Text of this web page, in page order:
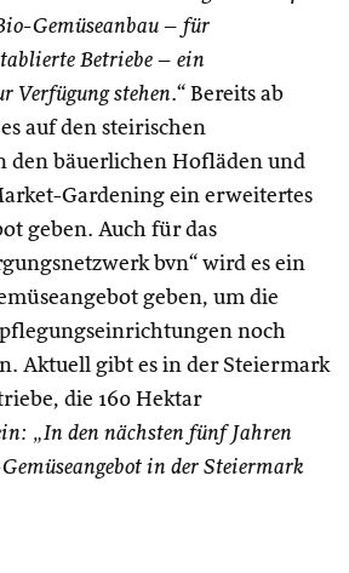
Gemüseanbau – für
Betriebe – ein
Verfügung stehen.“ Bereits ab
auf den steirischen
den bäuerlichen Hofläden und
Gardening ein erweitertes
geben. Auch für das
bvn“ wird es ein
geben, um die
noch
Aktuell gibt es in der Steiermark
die 160 Hektar
„In den nächsten fünf Jahren
in der Steiermark